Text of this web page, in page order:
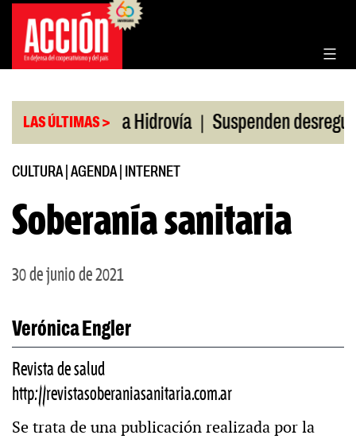
Saltar
contenido
LAS ÚLTIMAS >
en la Hidrovía | Suspenden
CULTURA| AGENDA| INTERNET
Soberanía sanitaria
30 de junio de 2021
Verónica Engler
Revista de salud
http://revistasoberaniasanitaria.com.ar
Se trata de una publicación realizada por la